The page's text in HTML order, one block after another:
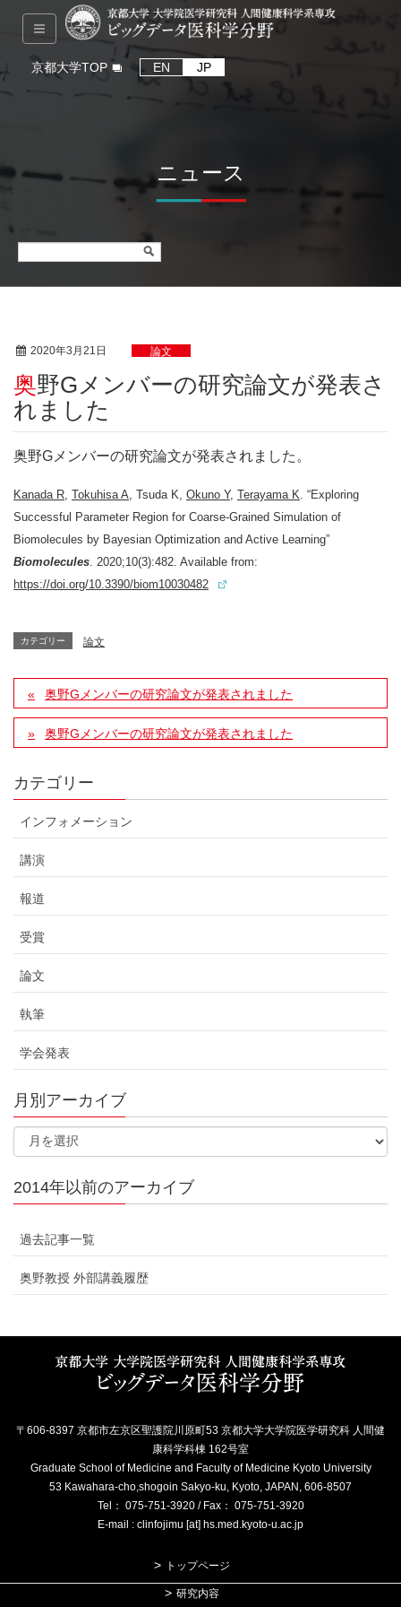
京都大学TOP EN JP
ニュース
2020年3月21日 論文
奥野Gメンバーの研究論文が発表さ
れました
奥野Gメンバーの研究論文が発表されました。
Kanada R, Tokuhisa A, Tsuda K, Okuno Y, Terayama K. “Exploring
Successful Parameter Region for Coarse-Grained Simulation of
Biomolecules by Bayesian Optimization and Active Learning”
Biomolecules. 2020;10(3):482. Available from:
https://doi.org/10.3390/biom10030482
カテゴリー 論文
奥野Gメンバーの研究論文が発表されました
奥野Gメンバーの研究論文が発表されました
カテゴリー
インフォメーション
講演
報道
受賞
論文
執筆
学会発表
月別アーカイブ
2014年以前のアーカイブ
過去記事一覧
奥野教授 外部講義履歴
〒606-8397 京都市左京区聖護院川原町53 京都大学大学院医学研究科 人間健
康科学科棟 162号室
Graduate School of Medicine and Faculty of Medicine Kyoto University
53 Kawahara-cho,shogoin Sakyo-ku, Kyoto, JAPAN, 606-8507
Tel： 075-751-3920 / Fax： 075-751-3920
E-mail : clinfojimu [at] hs.med.kyoto-u.ac.jp
トップページ
研究内容